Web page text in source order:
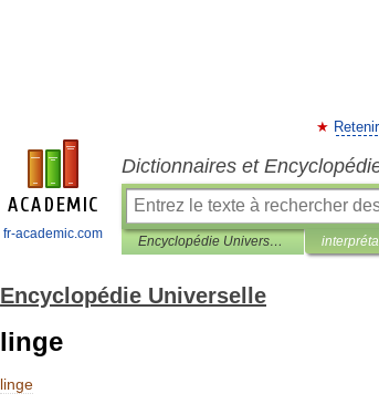
fr-academic.com
Dictionnaires et
Encyclopédie Universelle
Encyclopédie Universelle
linge
linge